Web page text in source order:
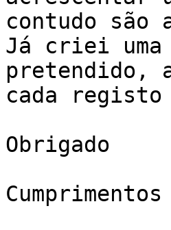
contudo são
Já criei
pretendido,
cada registo
Obrigado
Cumprimentos